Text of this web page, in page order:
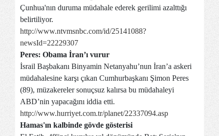
Çunhua'nın duruma müdahale ederek gerilimi azalttığı
belirtiliyor.
http://www.ntvmsnbc.com/id/25141088?
newsId=22229307
Peres: Obama İran’ı vurur
İsrail Başbakanı Binyamin Netanyahu’nun İran’a askeri
müdahalesine karşı çıkan Cumhurbaşkanı Şimon Peres
(89), müzakereler sonuçsuz kalırsa bu müdahaleyi
ABD’nin yapacağını iddia etti.
http://www.hurriyet.com.tr/planet/22337094.asp
Hamas'ın kalbinde gövde gösterisi